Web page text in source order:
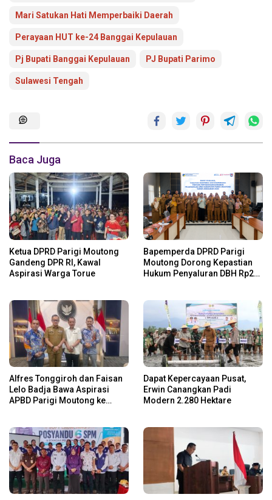
Mari Satukan Hati Memperbaiki Daerah
Perayaan HUT ke-24 Banggai Kepulauan
Pj Bupati Banggai Kepulauan PJ Bupati Parimo
Sulawesi Tengah
Baca Juga
Ketua DPRD Parigi Moutong
Gandeng DPR RI, Kawal
Aspirasi Warga Torue
Bapemperda DPRD Parigi
Moutong Dorong Kepastian
Hukum Penyaluran DBH Rp24
Alfres Tonggiroh dan Faisan
Lelo Badja Bawa Aspirasi
APBD Parigi Moutong ke
Dapat Kepercayaan Pusat,
Erwin Canangkan Padi
Modern 2.280 Hektare